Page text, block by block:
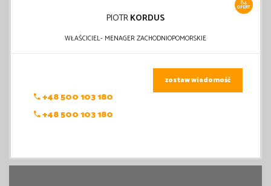
84
OFERT
PIOTRKORDUS
WŁAŚCICIEL- MENAGER ZACHODNIOPOMORSKIE
+48 500 103 180
+48 500 103 180
zostaw wiadomość